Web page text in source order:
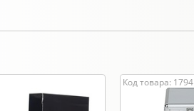
Код товара: 1794